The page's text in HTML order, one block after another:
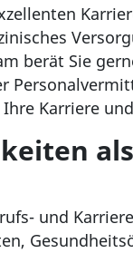
berät Sie
Karriere
und